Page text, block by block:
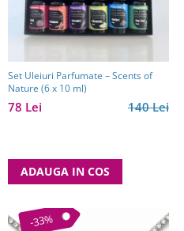
Set Uleiuri Parfumate – Scents of
Nature (6 x 10 ml)
140 Lei
78 Lei
ADAUGA IN COS
-33%